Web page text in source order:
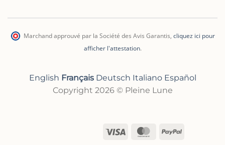
Marchand approuvé par la Société des Avis Garantis, cliquez ici pour
afficher l'attestation.
English Français Deutsch Italiano Español
Copyright 2026 © Pleine Lune
Visa MasterCard
PayPal